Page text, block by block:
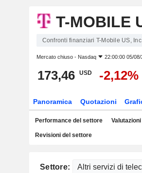
T-MOBILE
Confronti finanziari T-Mobile US,
Mercato chiuso - Nasdaq 22:00:00 05/08/
173,46 USD -2,12%
Panoramica Quotazioni
Performance del settore
Revisioni del settore
Settore: